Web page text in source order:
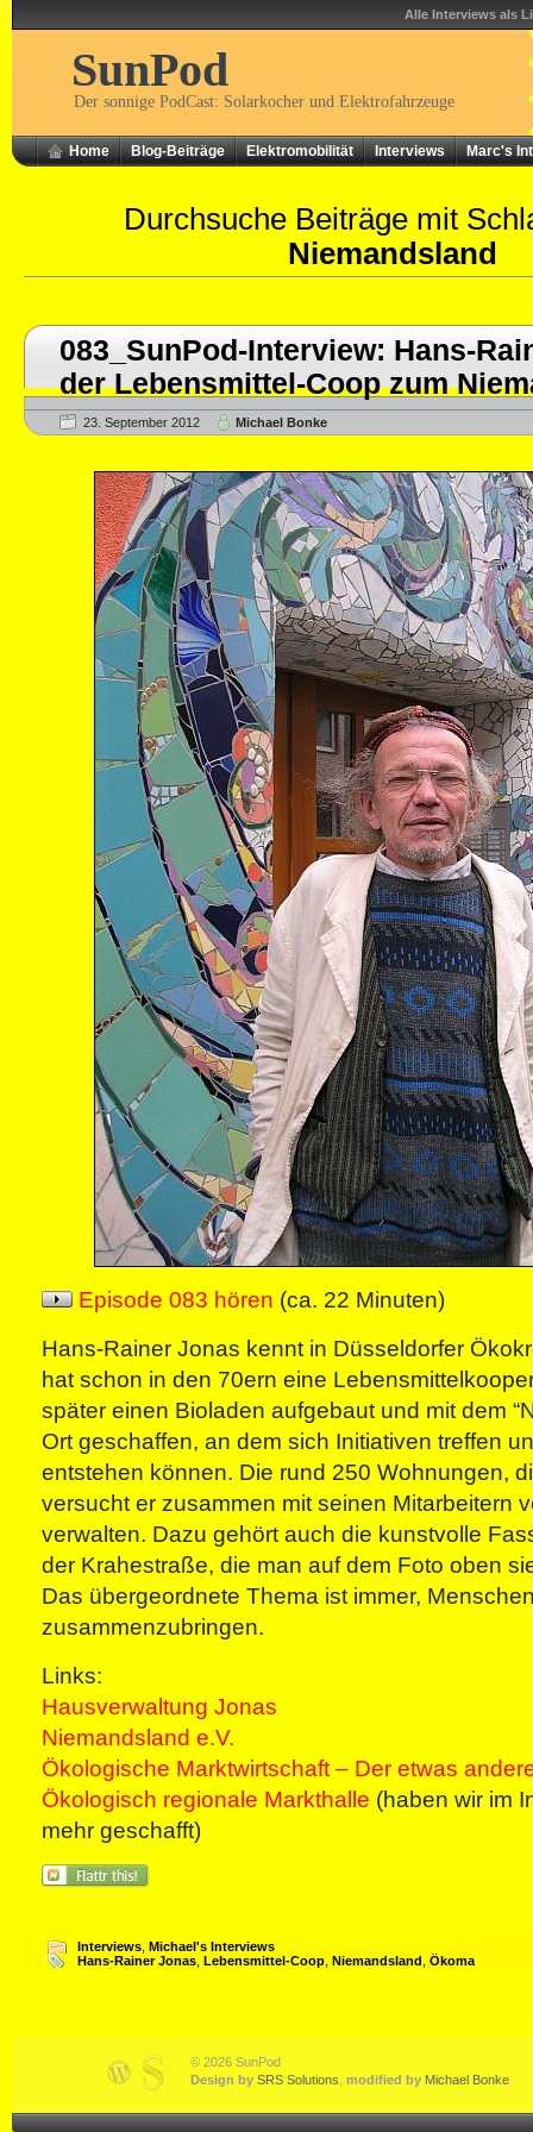
Alle Interviews als
SunPod
Der sonnige PodCast: Solarkocher und Elektrofahrzeuge
Home Blog-Beiträge Elektromobilität Interviews Marc's
Durchsuche Beiträge mit
Niemandsland
083_SunPod-Interview: Hans-
der Lebensmittel-Coop zum
23. September 2012 Michael Bonke
Episode 083 hören (ca. 22 Minuten)
Hans-Rainer Jonas kennt in Düsseldorfer
hat schon in den 70ern eine
später einen Bioladen aufgebaut und mit dem
Ort geschaffen, an dem sich Initiativen treffen
entstehen können. Die rund 250 Wohnungen,
versucht er zusammen mit seinen Mitarbeitern
verwalten. Dazu gehört auch die kunstvolle
der Krahestraße, die man auf dem Foto oben
Das übergeordnete Thema ist immer,
zusammenzubringen.
Links:
Hausverwaltung Jonas
Niemandsland e.V.
Ökologische Marktwirtschaft – Der etwas
Ökologisch regionale Markthalle (haben wir im
mehr geschafft)
Interviews Michael's Interviews
Hans-Rainer Jonas Lebensmittel-Coop Niemandsland Ökoma
© 2026 SunPod
Design by SRS Solutions modified by Michael Bonke